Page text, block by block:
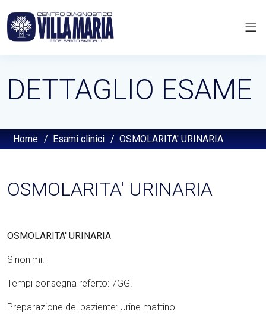
DETTAGLIO ESAME
Home / Esami clinici / OSMOLARITA' URINARIA
OSMOLARITA' URINARIA
OSMOLARITA' URINARIA
Sinonimi:
Tempi consegna referto: 7GG.
Preparazione del paziente: Urine mattino